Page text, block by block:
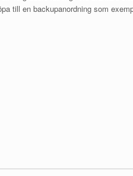
till en backupanordning som